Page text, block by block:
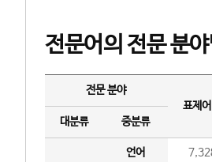
전문어의 전문 분
전문 분야
표제
대분류
중분류
언어